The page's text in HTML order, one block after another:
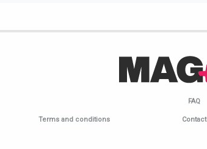
FAQ
Terms and conditions Contact